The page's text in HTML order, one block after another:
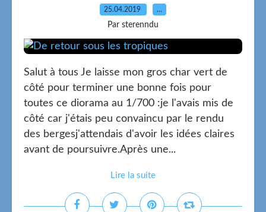
25.04.2019 …
Par sterenndu
Salut à tous Je laisse mon gros char vert de
côté pour terminer une bonne fois pour
toutes ce diorama au 1/700 :je l'avais mis de
côté car j'étais peu convaincu par le rendu
des bergesj'attendais d'avoir les idées claires
avant de poursuivre.Après une...
Lire la suite